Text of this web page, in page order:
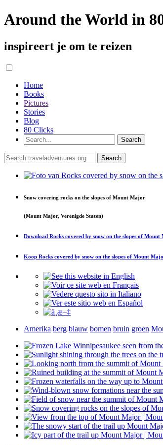
Around the World in
inspireert je om te reizen
Home
Books
Pictures
Stories
Blog
80 Clicks
Snow covering rocks on the slopes of Mount Major
(Mount Major, Verenigde Staten)
Download Rocks covered by snow on the slopes of Mount
Koop Rocks covered by snow on the slopes of Mount
Amerika berg blauw bomen bruin groen